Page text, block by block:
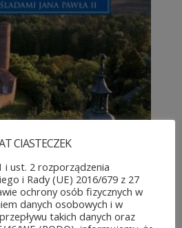
CIASTECZEK
i ust. 2 rozporządzenia
i Rady (UE) 2016/679 z 27
ochrony osób fizycznych w
danych osobowych i w
takich danych oraz